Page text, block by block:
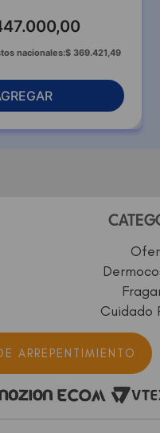
.000,00
nacionales:$ 369.421,49
Cuidado
ARREPENTIMIENTO